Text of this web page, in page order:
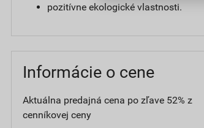
pozitívne ekologické vlastnosti.
Informácie o cene
Aktuálna predajná cena po zľave 52% z
cenníkovej ceny